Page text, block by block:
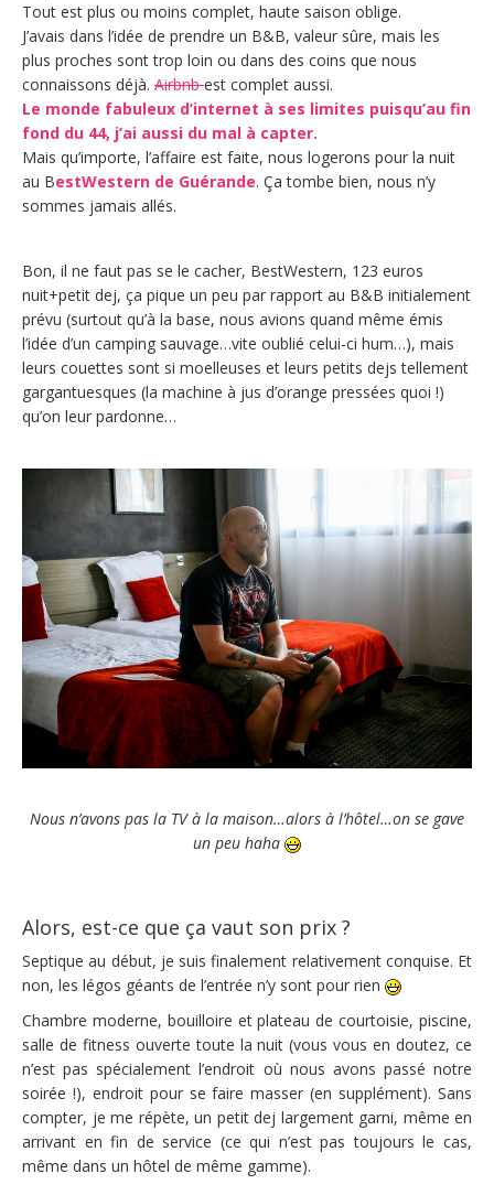
Tout est plus ou moins complet, haute saison oblige.
J’avais dans l’idée de prendre un B&B, valeur sûre, mais les
plus proches sont trop loin ou dans des coins que nous
connaissons déjà. Airbnbest complet aussi.
Le monde fabuleux d’internet à ses limites puisqu’au fin
fond du 44, j’ai aussi du mal à capter.
Mais qu’importe, l’affaire est faite, nous logerons pour la nuit
au BestWestern de Guérande. Ça tombe bien, nous n’y
sommes jamais allés.
Bon, il ne faut pas se le cacher, BestWestern, 123 euros
nuit+petit dej, ça pique un peu par rapport au B&B initialement
prévu (surtout qu’à la base, nous avions quand même émis
l’idée d’un camping sauvage…vite oublié celui-ci hum…), mais
leurs couettes sont si moelleuses et leurs petits dejs tellement
gargantuesques (la machine à jus d’orange pressées quoi !)
qu’on leur pardonne…
Nous n’avons pas la TV à la maison…alors à l’hôtel…on se gave
un peu haha
Alors, est-ce que ça vaut son prix ?
Septique au début, je suis finalement relativement conquise. Et
non, les légos géants de l’entrée n’y sont pour rien
Chambre moderne, bouilloire et plateau de courtoisie, piscine,
salle de fitness ouverte toute la nuit (vous vous en doutez, ce
n’est pas spécialement l’endroit où nous avons passé notre
soirée !), endroit pour se faire masser (en supplément). Sans
compter, je me répète, un petit dej largement garni, même en
arrivant en fin de service (ce qui n’est pas toujours le cas,
même dans un hôtel de même gamme).